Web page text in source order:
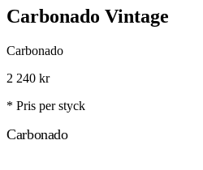
Carbonado Vintage
Carbonado
2 240 kr
* Pris per styck
Carbonado